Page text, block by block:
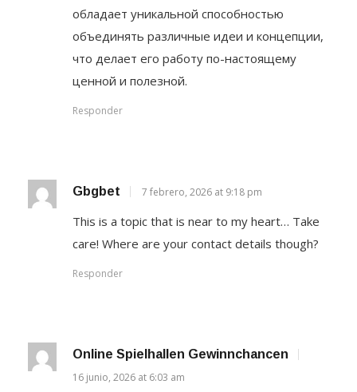
обладает уникальной способностью
объединять различные идеи и концепции,
что делает его работу по-настоящему
ценной и полезной.
Responder
Gbgbet 7 febrero, 2026 at 9:18 pm
This is a topic that is near to my heart… Take
care! Where are your contact details though?
Responder
Online Spielhallen Gewinnchancen
16 junio, 2026 at 6:03 am